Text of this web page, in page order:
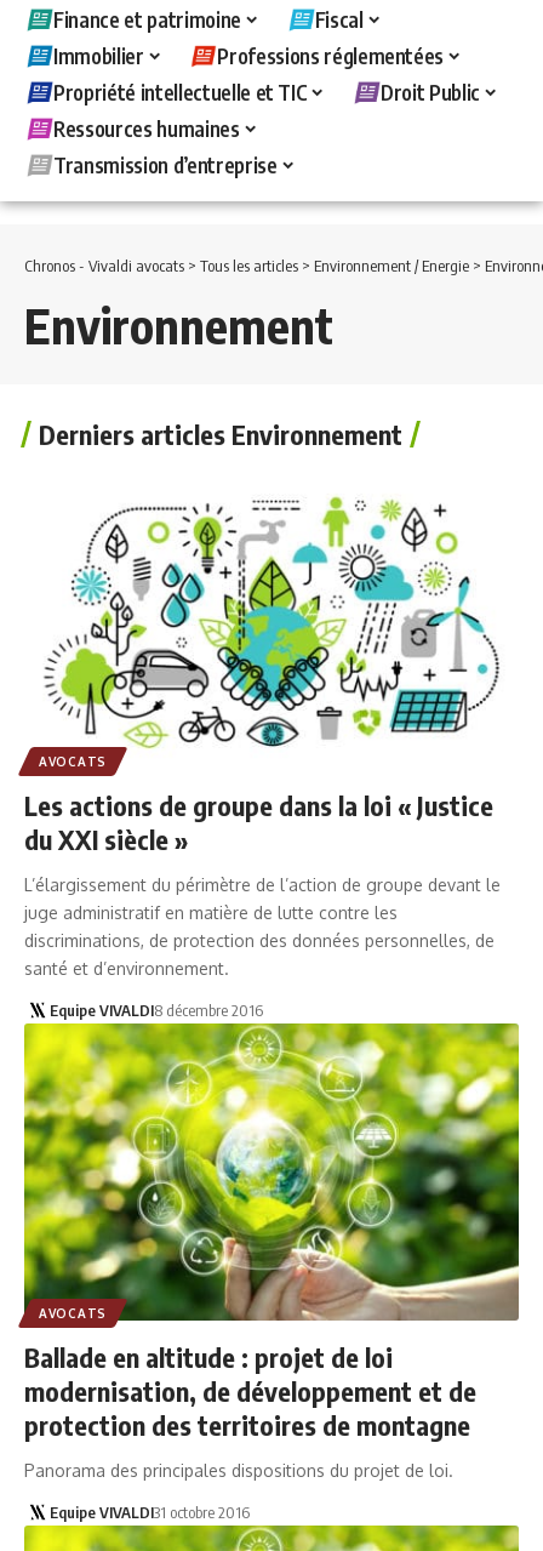
Finance et patrimoine
Fiscal
Immobilier
Professions réglementées
Propriété intellectuelle et TIC
Droit Public
Ressources humaines
Transmission d’entreprise
Chronos - Vivaldi avocats > Tous les articles > Environnement / Energie >
Environnement
Derniers articles Environnement
AVOCATS
Les actions de groupe dans la loi « Justice
du XXI siècle »
L’élargissement du périmètre de l’action de groupe devant le
juge administratif en matière de lutte contre les
discriminations, de protection des données personnelles, de
santé et d’environnement.
Equipe VIVALDI8 décembre 2016
AVOCATS
Ballade en altitude : projet de loi
modernisation, de développement et de
protection des territoires de montagne
Panorama des principales dispositions du projet de loi.
Equipe VIVALDI31 octobre 2016